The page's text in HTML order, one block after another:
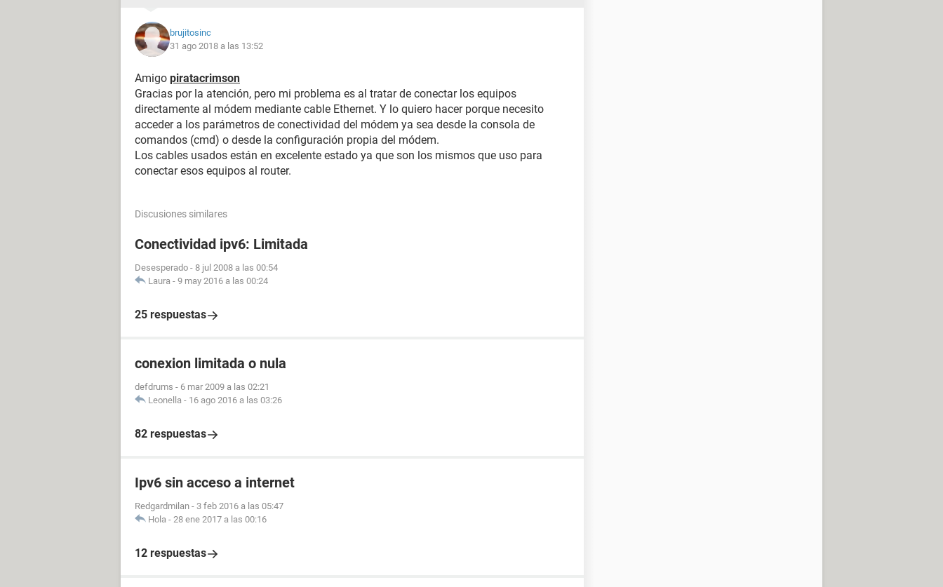
brujitosinc
31 ago 2018 a las 13:52
Amigo piratacrimson
Gracias por la atención, pero mi problema es al tratar de conectar los equipos
directamente al módem mediante cable Ethernet. Y lo quiero hacer porque necesito
acceder a los parámetros de conectividad del módem ya sea desde la consola de
comandos (cmd) o desde la configuración propia del módem.
Los cables usados están en excelente estado ya que son los mismos que uso para
conectar esos equipos al router.
Discusiones similares
Conectividad ipv6: Limitada
Desesperado - 8 jul 2008 a las 00:54
Laura - 9 may 2016 a las 00:24
25 respuestas
conexion limitada o nula
defdrums - 6 mar 2009 a las 02:21
Leonella - 16 ago 2016 a las 03:26
82 respuestas
Ipv6 sin acceso a internet
Redgardmilan - 3 feb 2016 a las 05:47
Hola - 28 ene 2017 a las 00:16
12 respuestas